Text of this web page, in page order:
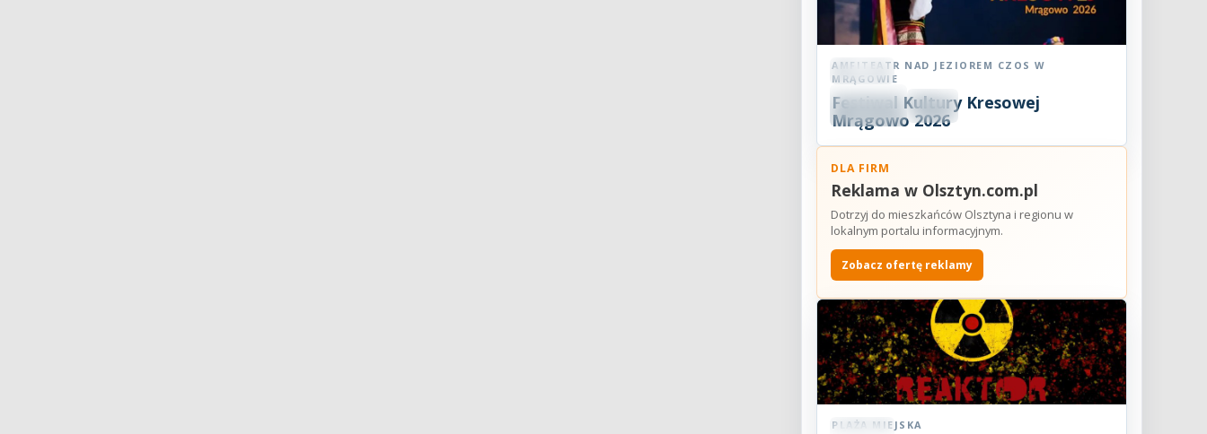
06 SIE 18:30
AMFITEATR NAD JEZIOREM CZOS W
MRĄGOWIE
Festiwal Kultury Kresowej
Mrągowo 2026
DLA FIRM
Reklama w Olsztyn.com.pl
Dotrzyj do mieszkańców Olsztyna i regionu w
lokalnym portalu informacyjnym.
Zobacz ofertę reklamy
Koncert
PLAŻA MIEJSKA